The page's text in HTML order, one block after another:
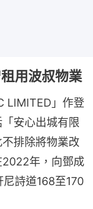
用波叔物業
LIMITED」作登
安心出城有限
排除將物業改
2022年，向鄧成
詩道168至170